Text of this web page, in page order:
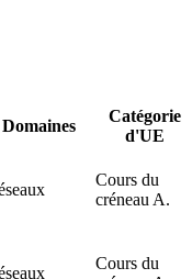
Domaines
Catégorie
d'UE
Cours du
créneau A.
Cours du